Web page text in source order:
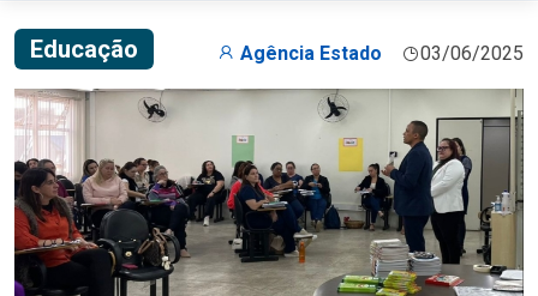
Educação Agência Estado 03/06/2025